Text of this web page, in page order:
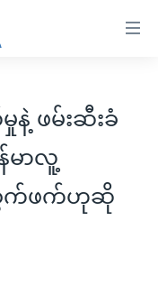
ဖမ်းဆီးခံ
မာလူ့
စွက်ဖက်ဟုဆို